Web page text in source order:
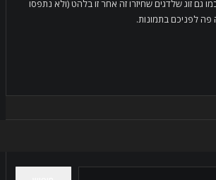
זוג שלדגים שחיזרו זה אחר זו בלהט (ולא נתפסו
לפניכם בתמונות.